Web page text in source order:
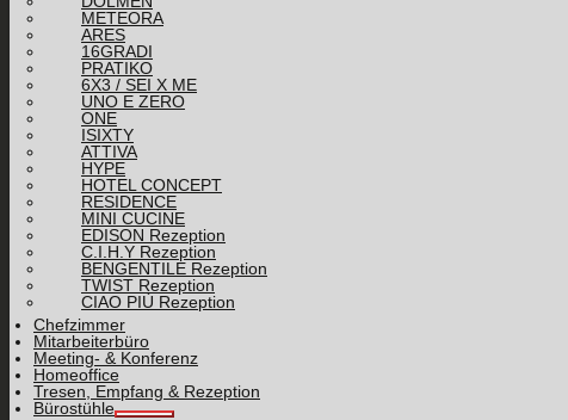
METEORA
ARES
16GRADI
PRATIKO
6X3 / SEI X ME
UNO E ZERO
ONE
ISIXTY
ATTIVA
HYPE
HOTEL CONCEPT
RESIDENCE
MINI CUCINE
EDISON Rezeption
C.I.H.Y Rezeption
BENGENTILE Rezeption
TWIST Rezeption
CIAO PIÙ Rezeption
Chefzimmer
Mitarbeiterbüro
Meeting- & Konferenz
Homeoffice
Tresen, Empfang & Rezeption
Bürostühle